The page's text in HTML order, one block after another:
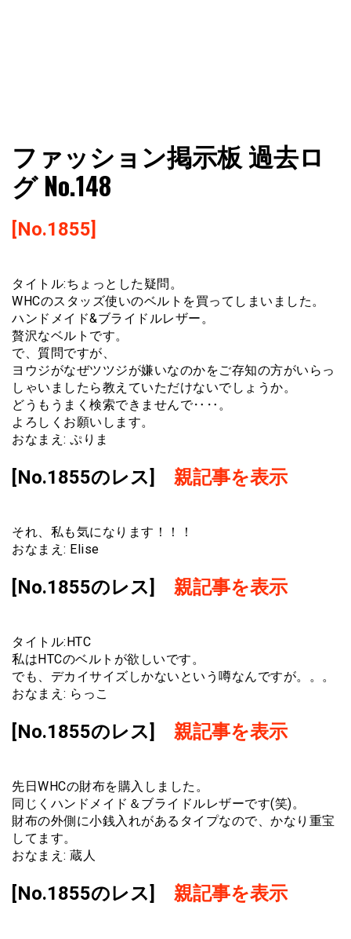
ファショコン通信
ッションとモードを分析するファッション情報サイトです
ファッション掲示板 過去ロ
グ No.148
[No.1855]
タイトル:ちょっとした疑問。
WHCのスタッズ使いのベルトを買ってしまいました。
ハンドメイド&ブライドルレザー。
贅沢なベルトです。
で、質問ですが、
ヨウジがなぜツツジが嫌いなのかをご存知の方がいらっ
しゃいましたら教えていただけないでしょうか。
どうもうまく検索できませんで‥‥。
よろしくお願いします。
おなまえ: ぷりま
[No.1855のレス] 親記事を表示
それ、私も気になります！！！
おなまえ: Elise
[No.1855のレス] 親記事を表示
タイトル:HTC
私はHTCのベルトが欲しいです。
でも、デカイサイズしかないという噂なんですが。。。
おなまえ: らっこ
[No.1855のレス] 親記事を表示
先日WHCの財布を購入しました。
同じくハンドメイド＆ブライドルレザーです(笑)。
財布の外側に小銭入れがあるタイプなので、かなり重宝
してます。
おなまえ: 蔵人
[No.1855のレス] 親記事を表示